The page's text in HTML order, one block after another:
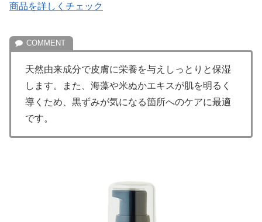
商品を詳しくチェック
天然由来成分で皮膚に栄養を与えしっとりと保湿
します。また、海藻や米ぬかエキスが肌を明るく
導くため、黒ずみが気になる箇所へのケアに最適
です。